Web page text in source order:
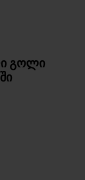
გოლი